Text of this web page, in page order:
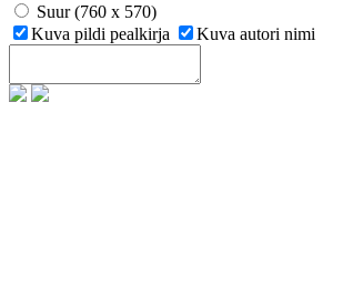
Suur (760 x 570)
Kuva pildi pealkirja
Kuva autori nimi